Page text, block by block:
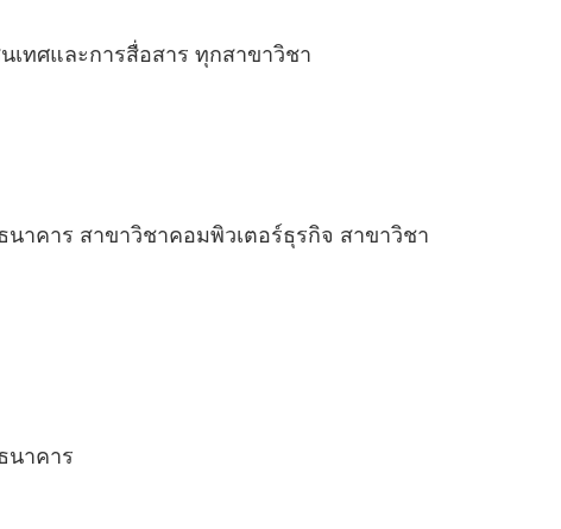
เทศและการสื่อสาร ทุกสาขาวิชา
าคาร สาขาวิชาคอมพิวเตอร์ธุรกิจ สาขาวิชา
นาคาร